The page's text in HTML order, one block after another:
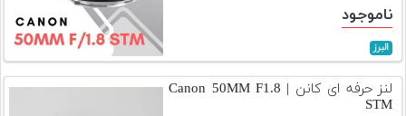
اجاره
دوربین
و
تجهیزات
مکث
ناموجود
البرز
لنز حرفه ای کانن | Canon 50MM F1.8
STM